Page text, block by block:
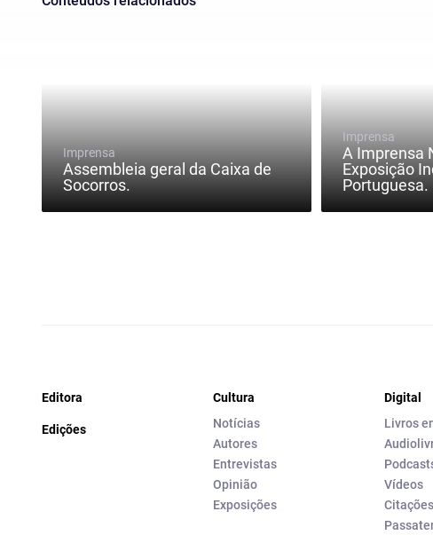
Imprensa
Assembleia geral da Caixa de
Socorros.
Imprensa
A Imprensa
Exposição
Portuguesa.
Editora
Edições
Cultura
Notícias
Autores
Entrevistas
Opinião
Exposições
Digital
Livros
Vídeos
Citações